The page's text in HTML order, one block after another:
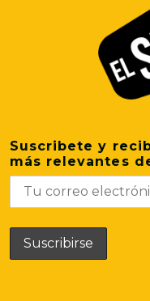
Suscribete y
más relevantes